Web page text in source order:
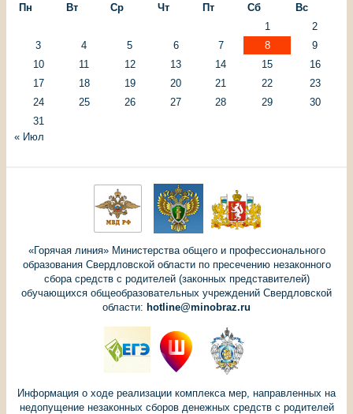
Пн
Вт Ср Чт Пт Сб
Вс
1
2
3
4 5 6 7 8
9
10
11 12 13 14 15
16
17
18 19 20 21 22
23
24
25 26 27 28 29
30
31
« Июл
«Горячая линия» Министерства общего и профессионального
образования Свердловской области по пресечению незаконного
сбора средств с родителей (законных представителей)
обучающихся общеобразовательных учреждений Свердловской
области: hotline@minobraz.ru
Информация о ходе реализации комплекса мер, направленных на
недопущение незаконных сборов денежных средств с родителей